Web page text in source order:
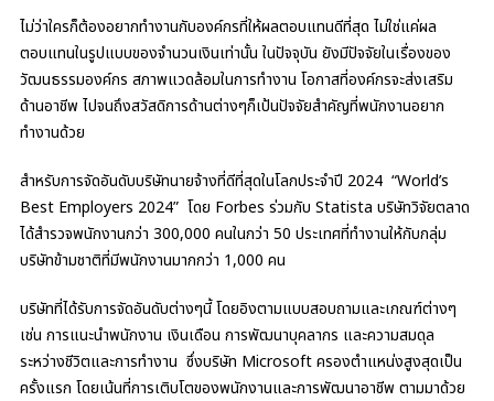
ไม่ว่าใครก็ต้องอยากทำงานกับองค์กรที่ให้ผลตอบแทนดีที่สุด ไม่ใช่แค่ผล
ตอบแทนในรูปแบบของจำนวนเงินเท่านั้น ในปัจจุบัน ยังมีปัจจัยในเรื่องของ
วัฒนธรรมองค์กร สภาพแวดล้อมในการทำงาน โอกาสที่องค์กรจะส่งเสริม
ด้านอาชีพ ไปจนถึงสวัสดิการด้านต่างๆก็เป้นปัจจัยสำคัญที่พนักงานอยาก
ทำงานด้วย
สำหรับการจัดอันดับบริษัทนายจ้างที่ดีที่สุดในโลกประจำปี 2024 “World’s
Best Employers 2024” โดย Forbes ร่วมกับ Statista บริษัทวิจัยตลาด
ได้สำรวจพนักงานกว่า 300,000 คนในกว่า 50 ประเทศที่ทำงานให้กับกลุ่ม
บริษัทข้ามชาติที่มีพนักงานมากกว่า 1,000 คน
บริษัทที่ได้รับการจัดอันดับต่างๆนี้ โดยอิงตามแบบสอบถามและเกณฑ์ต่างๆ
เช่น การแนะนำพนักงาน เงินเดือน การพัฒนาบุคลากร และความสมดุล
ระหว่างชีวิตและการทำงาน ซึ่งบริษัท Microsoft ครองตำแหน่งสูงสุดเป็น
ครั้งแรก โดยเน้นที่การเติบโตของพนักงานและการพัฒนาอาชีพ ตามมาด้วย